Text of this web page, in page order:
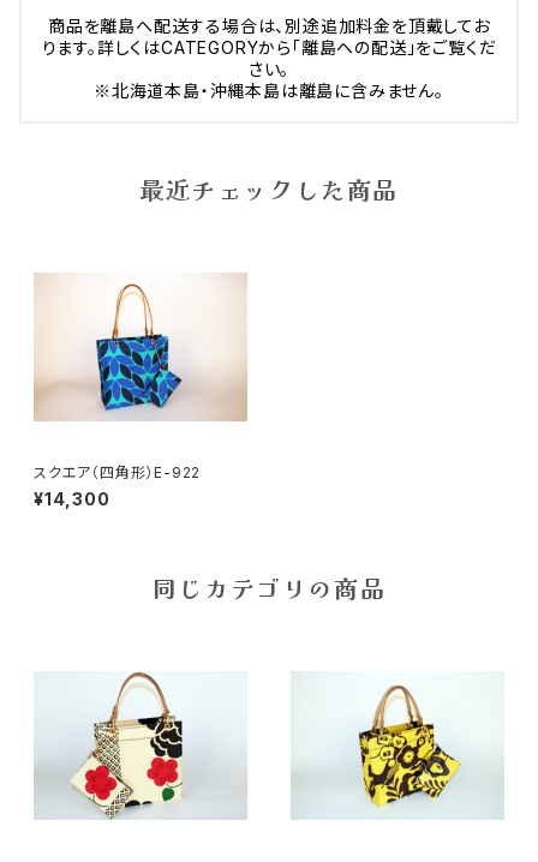
商品を離島へ配送する場合は、別途追加料金を頂戴してお
ります。詳しくはCATEGORYから「離島への配送」をご覧くだ
さい。
※北海道本島・沖縄本島は離島に含みません。
最近チェックした商品
スクエア（四角形）E-922
¥14,300
同じカテゴリの商品